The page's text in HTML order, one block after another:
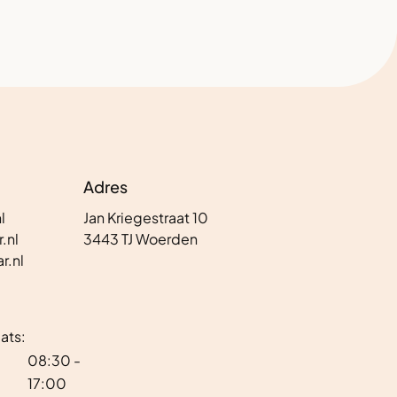
Adres
Jan Kriegestraat 10
3443 TJ Woerden
08:30 -
17:00